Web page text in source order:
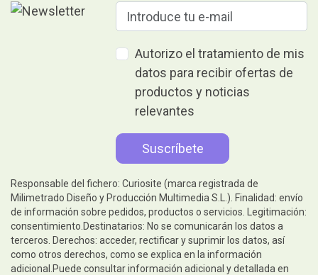
Autorizo el tratamiento de mis
datos para recibir ofertas de
productos y noticias
relevantes
Responsable del fichero: Curiosite (marca registrada de
Milimetrado Diseño y Producción Multimedia S.L.). Finalidad: envío
de información sobre pedidos, productos o servicios. Legitimación:
consentimiento.Destinatarios: No se comunicarán los datos a
terceros. Derechos: acceder, rectificar y suprimir los datos, así
como otros derechos, como se explica en la información
adicional.Puede consultar información adicional y detallada en